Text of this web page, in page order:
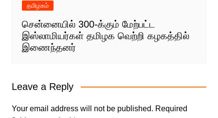
தமிழகம்
சென்னையில் 300-க்கும் மேற்பட்ட
இஸ்லாமியர்கள் தமிழக வெற்றி கழகத்தில்
இணைந்தனர்
Leave a Reply
Your email address will not be published. Required